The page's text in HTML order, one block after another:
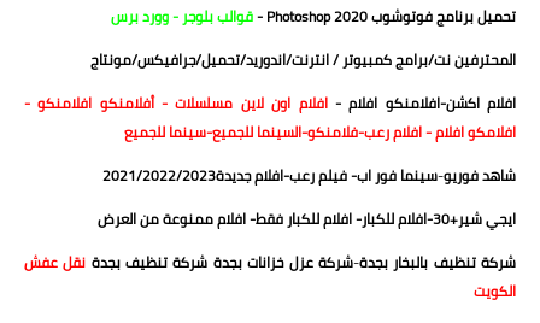
تحميل برنامج فوتوشوب 2020 Photoshop
-قوالب بلوجر -وورد برس
المحترفين نت/برامج كمبيوتر / انترنت/اندوريد/تحميل/جرافيكس/مونتاج
افلام اكشن-افلامنكو افلام- افلام اون لاين مسلسلات- أفلامنكو افلامنكو-
افلامكوافلام-افلام رعب-فلامنكو-السينما للجميع-سينما للجميع
شاهد فوريو-سينما فور اب-فيلم رعب-افلام جديدة2021/2022/2023
ايجي شير+30
-افلام للكبار-افلام للكبار فقط-افلام ممنوعة من العرض
شركة تنظيف بالبخار بجدة-شركة عزل خزانات بجدة شركة تنظيف بجدة نقل عفش
الكويت